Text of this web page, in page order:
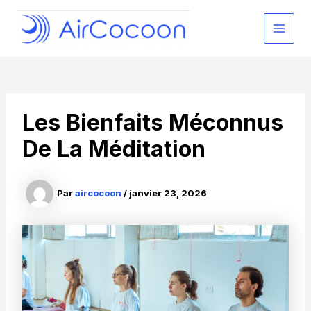
contenu
Les Bienfaits Méconnus
De La Méditation
Paraircocoon/ janvier 23, 2026